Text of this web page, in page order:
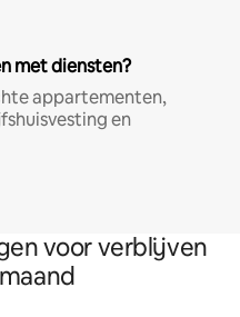
met diensten?
appartementen,
en
voor verblijven